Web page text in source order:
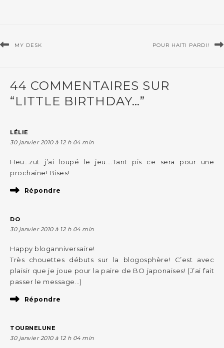
MY DESK POUR HAÏTI PARDI!
44 COMMENTAIRES SUR
“LITTLE BIRTHDAY…”
LÉLIE
30 janvier 2010 à 12 h 04 min
Heu…zut j’ai loupé le jeu….Tant pis ce sera pour une
prochaine! Bises!
Répondre
DO
30 janvier 2010 à 12 h 04 min
Happy bloganniversaire!
Très chouettes débuts sur la blogosphère! C’est avec
plaisir que je joue pour la paire de BO japonaises! (J’ai fait
passer le message…)
Répondre
TOURNELUNE
30 janvier 2010 à 12 h 04 min